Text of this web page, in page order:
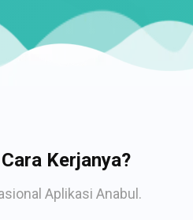
Kerjanya?
Aplikasi Anabul.